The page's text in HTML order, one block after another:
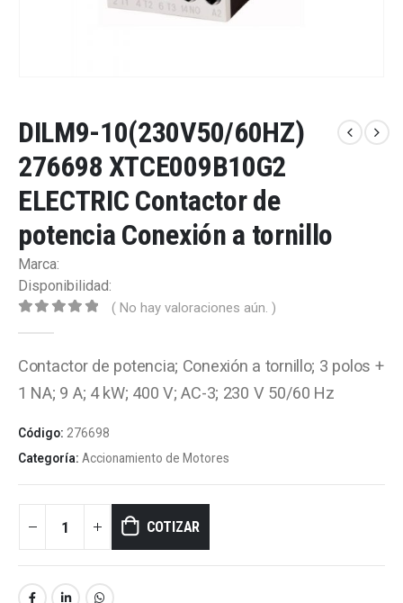
DILM9-10(230V50/60HZ)
276698 XTCE009B10G2
ELECTRIC Contactor de
potencia Conexión a tornillo
Marca:
Disponibilidad:
( No hay valoraciones aún. )
Contactor de potencia; Conexión a tornillo; 3 polos +
1 NA; 9 A; 4 kW; 400 V; AC-3; 230 V 50/60 Hz
Código: 276698
Categoría: Accionamiento de Motores
COTIZAR